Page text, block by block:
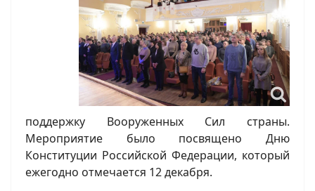
поддержку Вооруженных Сил страны.
Мероприятие было посвящено Дню
Конституции Российской Федерации, который
ежегодно отмечается 12 декабря.